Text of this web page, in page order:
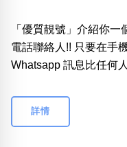
「優質靚號」介紹你
電話聯絡人!! 只要在手
Whatsapp 訊息比任何
詳情